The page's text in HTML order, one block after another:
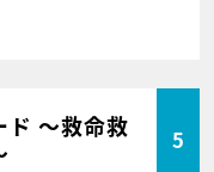
ド ～救命救
5